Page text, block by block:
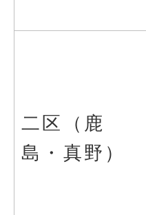
二区（鹿
島・真野）